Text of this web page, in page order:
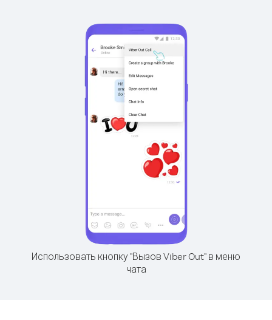
Использовать кнопку "Вызов Viber Out" в меню
чата